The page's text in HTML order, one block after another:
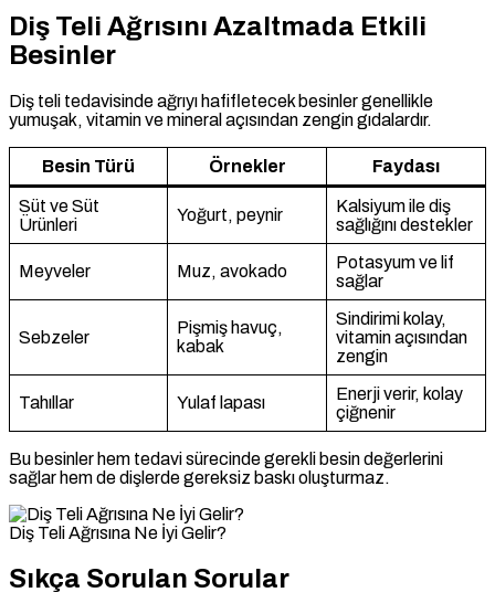
Diş Teli Ağrısını Azaltmada Etkili
Besinler
Diş teli tedavisinde ağrıyı hafifletecek besinler genellikle
yumuşak, vitamin ve mineral açısından zengin gıdalardır.
Besin Türü Örnekler Faydası
Süt ve Süt
Ürünleri
Yoğurt, peynir
Kalsiyum ile diş
sağlığını destekler
Meyveler Muz, avokado
Potasyum ve lif
sağlar
Sebzeler
Pişmiş havuç,
kabak
Sindirimi kolay,
vitamin açısından
zengin
Tahıllar Yulaf lapası
Enerji verir, kolay
çiğnenir
Bu besinler hem tedavi sürecinde gerekli besin değerlerini
sağlar hem de dişlerde gereksiz baskı oluşturmaz.
Diş Teli Ağrısına Ne İyi Gelir?
Sıkça Sorulan Sorular